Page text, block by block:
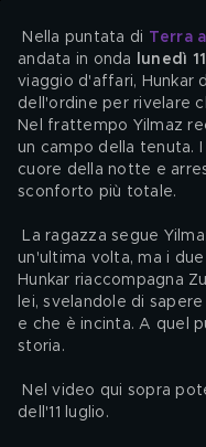
Nella puntata di Terra
andata in onda
lunedì
viaggio d'affari, Hunkar
dell'ordine per rivelare
Nel frattempo Yilmaz
un campo della tenuta.
cuore della notte e
sconforto più totale.
un'ultima volta, ma i
Hunkar riaccompagna
lei, svelandole di
e che è incinta. A quel
storia.
dell'11 luglio.